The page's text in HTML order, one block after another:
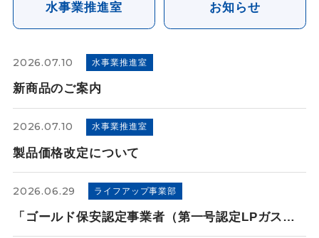
水事業推進室 お知らせ
2026.07.10 水事業推進室
新商品のご案内
2026.07.10 水事業推進室
製品価格改定について
2026.06.29 ライフアップ事業部
「ゴールド保安認定事業者（第一号認定LPガス販売事業者）」 として認定を受けました